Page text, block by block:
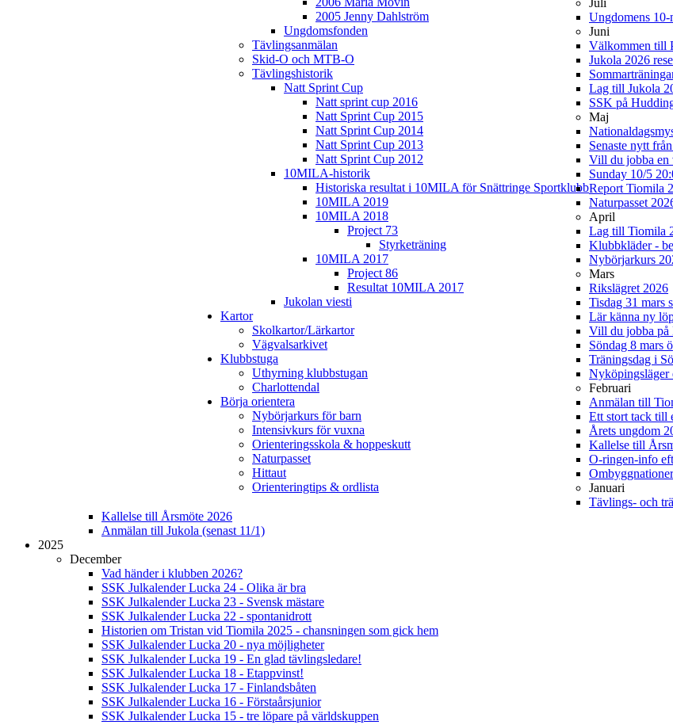
2005 Jenny Dahlström
Ungdomsfonden
Tävlingsanmälan
Skid-O och MTB-O
Tävlingshistorik
Natt Sprint Cup
Natt sprint cup 2016
Natt Sprint Cup 2015
Natt Sprint Cup 2014
Natt Sprint Cup 2013
Natt Sprint Cup 2012
10MILA-historik
Historiska resultat i 10MILA för Snättringe Sportklubb
10MILA 2019
10MILA 2018
Project 73
Styrketräning
10MILA 2017
Project 86
Resultat 10MILA 2017
Jukolan viesti
Kartor
Skolkartor/Lärkartor
Vägvalsarkivet
Klubbstuga
Uthyrning klubbstugan
Charlottendal
Börja orientera
Nybörjarkurs för barn
Intensivkurs för vuxna
Orienteringsskola & hoppeskutt
Naturpasset
Hittaut
Orienteringtips & ordlista
Juli
Ungdomens
Juni
Välkommen till
Jukola 2026
Lag till Jukola
SSK på
Maj
Senaste nytt
Vill du jobba en
Sunday 10/5
Report Tiomila
Naturpasset
April
Lag till Tiomila
Klubbkläder -
Nybörjarkurs
Mars
Rikslägret 2026
Tisdag 31 mars
Lär känna ny
Vill du jobba på
Söndag 8 mars
Träningsdag i
Nyköpingsläger
Februari
Anmälan till
Ett stort tack till
Årets ungdom
Kallelse till
O-ringen-info
Januari
Tävlings- och
Kallelse till Årsmöte 2026
Anmälan till Jukola (senast 11/1)
2025
December
Vad händer i klubben 2026?
SSK Julkalender Lucka 24 - Olika är bra
SSK Julkalender Lucka 23 - Svensk mästare
SSK Julkalender Lucka 22 - spontanidrott
Historien om Tristan vid Tiomila 2025 - chansningen som gick hem
SSK Julkalender Lucka 20 - nya möjligheter
SSK Julkalender Lucka 19 - En glad tävlingsledare!
SSK Julkalender Lucka 18 - Etappvinst!
SSK Julkalender Lucka 17 - Finlandsbåten
SSK Julkalender Lucka 16 - Förstaårsjunior
SSK Julkalender Lucka 15 - tre löpare på världskuppen